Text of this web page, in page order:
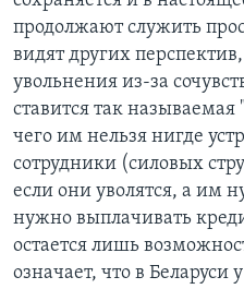
продолжают служить
видят других
увольнения из-за
ставится так называемая
чего им нельзя нигде
сотрудники (силовых
если они уволятся, а им
нужно выплачивать
остается лишь
означает, что в Беларуси